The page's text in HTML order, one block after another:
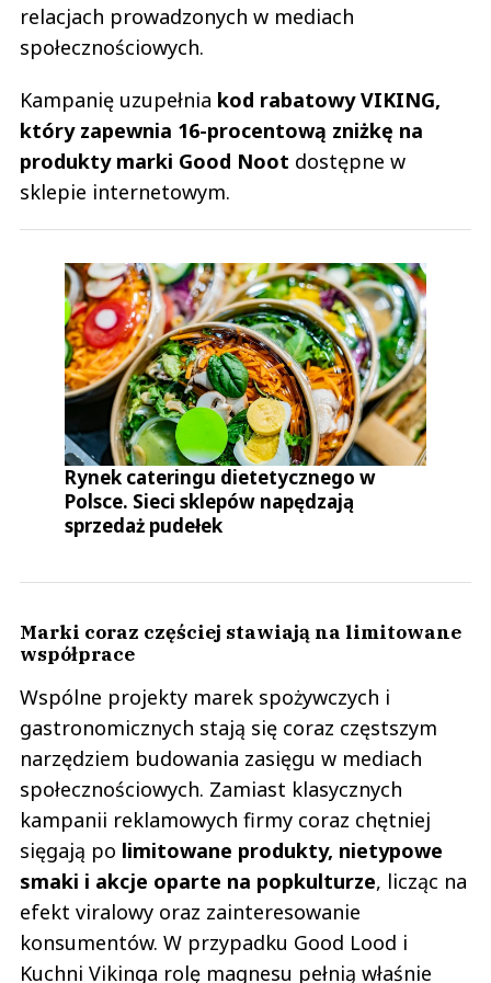
relacjach prowadzonych w mediach
społecznościowych.
Kampanię uzupełnia kod rabatowy VIKING,
który zapewnia 16-procentową zniżkę na
produkty marki Good Noot dostępne w
sklepie internetowym.
Rynek cateringu dietetycznego w
Polsce. Sieci sklepów napędzają
sprzedaż pudełek
Marki coraz częściej stawiają na limitowane
współprace
Wspólne projekty marek spożywczych i
gastronomicznych stają się coraz częstszym
narzędziem budowania zasięgu w mediach
społecznościowych. Zamiast klasycznych
kampanii reklamowych firmy coraz chętniej
sięgają po limitowane produkty, nietypowe
smaki i akcje oparte na popkulturze, licząc na
efekt viralowy oraz zainteresowanie
konsumentów. W przypadku Good Lood i
Kuchni Vikinga rolę magnesu pełnią właśnie